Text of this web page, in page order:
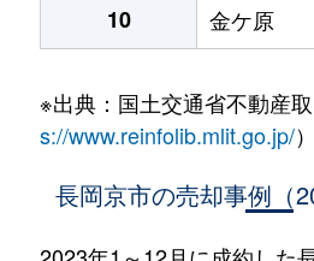
10
金ケ原
※出典：国土交通省不動産
s://www.reinfolib.mlit.go.jp/
長岡京市の売却事例（